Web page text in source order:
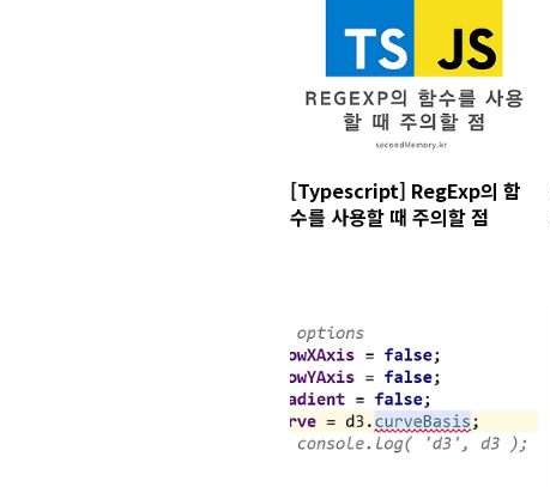
[Typescript] RegExp의 함
수를 사용할 때 주의할 점